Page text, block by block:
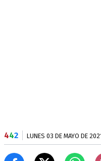
442 LUNES 03 DE MAYO DE